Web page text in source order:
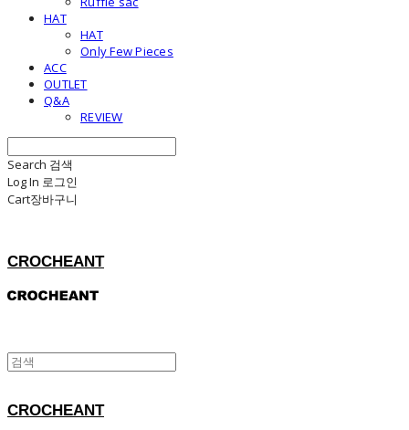
HAT
HAT
Only Few Pieces
ACC
OUTLET
Q&A
REVIEW
Search 검색
Log In 로그인
Cart장바구니
CROCHEANT
CROCHEANT